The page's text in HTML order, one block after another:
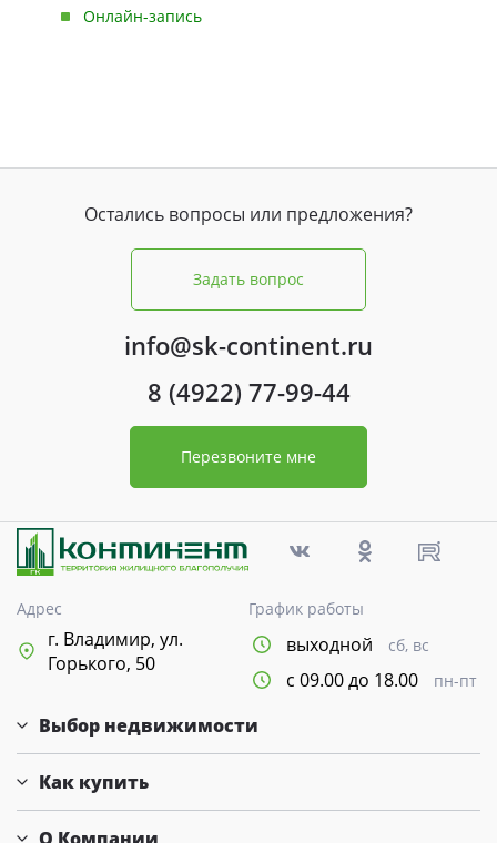
Онлайн-запись
Остались вопросы или предложения?
Задать вопрос
info@sk-continent.ru
8 (4922) 77-99-44
Перезвоните мне
Адрес
г. Владимир, ул.
Горького, 50
График работы
выходной сб, вс
с 09.00 до 18.00 пн-пт
Выбор недвижимости
Как купить